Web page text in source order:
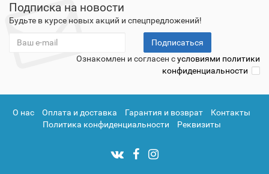
Подписка на новости
Будьте в курсе новых акций и спецпредложений!
Подписаться
Ознакомлен и согласен сусловиями политики
конфиденциальности
О нас Оплата и доставка Гарантия и возврат
Контакты
Политика конфиденциальности
Реквизиты